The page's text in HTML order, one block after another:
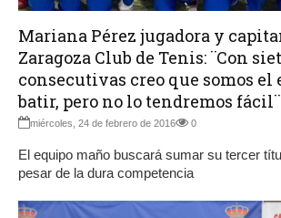
Mariana Pérez jugadora y
Zaragoza Club de Tenis: ¨Con
consecutivas creo que somos el
batir, pero no lo tendremos fácil¨
miércoles, 24 de febrero de 2016 0
El equipo maño buscará sumar su tercer
pesar de la dura competencia